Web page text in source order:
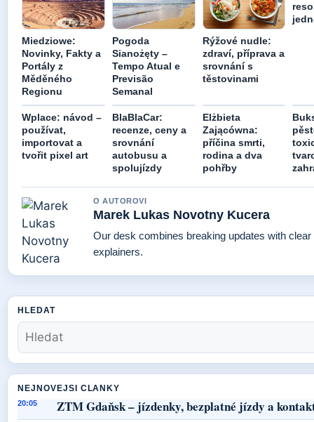
Miedziowe:
Novinky, Fakty a
Portály z
Měděného
Regionu
Pogoda
Sianożęty –
Tempo Atual e
Previsão
Semanal
Rýžové nudle:
zdraví, příprava a
srovnání s
těstovinami
Wplace: návod –
používat,
importovat a
tvořit pixel art
BlaBlaCar:
recenze, ceny a
srovnání
autobusu a
spolujízdy
Elżbieta
Zającówna:
příčina smrti,
rodina a dva
pohřby
O AUTOROVI
Marek Lukas Novotny Kucera
Our desk combines breaking updates with clear
explainers.
HLEDAT
NEJNOVEJSI CLANKY
20:05 ZTM Gdaňsk – jízdenky, bezplatné jízdy a